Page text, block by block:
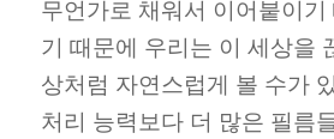
무언가로 채워서 이어붙이
기 때문에 우리는 이 세상을
상처럼 자연스럽게 볼 수가
처리 능력보다 더 많은 필름